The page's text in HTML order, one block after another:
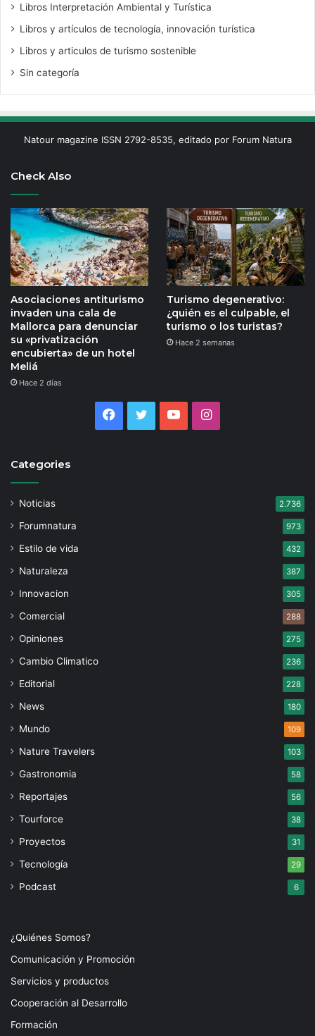
Libros Interpretación Ambiental y Turística
Libros y artículos de tecnología, innovación turística
Libros y articulos de turismo sostenible
Sin categoría
Natour magazine ISSN 2792-8535, editado por Forum Natura
Check Also
Asociaciones antiturismo
invaden una cala de
Mallorca para denunciar
su «privatización
encubierta» de un hotel
Meliá
Hace 2 días
Turismo degenerativo:
¿quién es el culpable, el
turismo o los turistas?
Hace 2 semanas
Facebook
TwitterYouTubeInstagram
Categories
Noticias 2.736
Forumnatura 973
Estilo de vida 432
Naturaleza 387
Innovacion 305
Comercial 288
Opiniones 275
Cambio Climatico 236
Editorial 228
News 180
Mundo 109
Nature Travelers 103
Gastronomia 58
Reportajes 56
Tourforce 38
Proyectos 31
Tecnología 29
Podcast 6
¿Quiénes Somos?
Comunicación y Promoción
Servicios y productos
Cooperación al Desarrollo
Formación